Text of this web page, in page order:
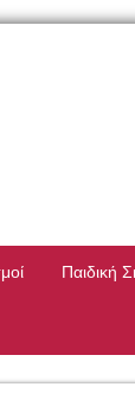
Παιδική